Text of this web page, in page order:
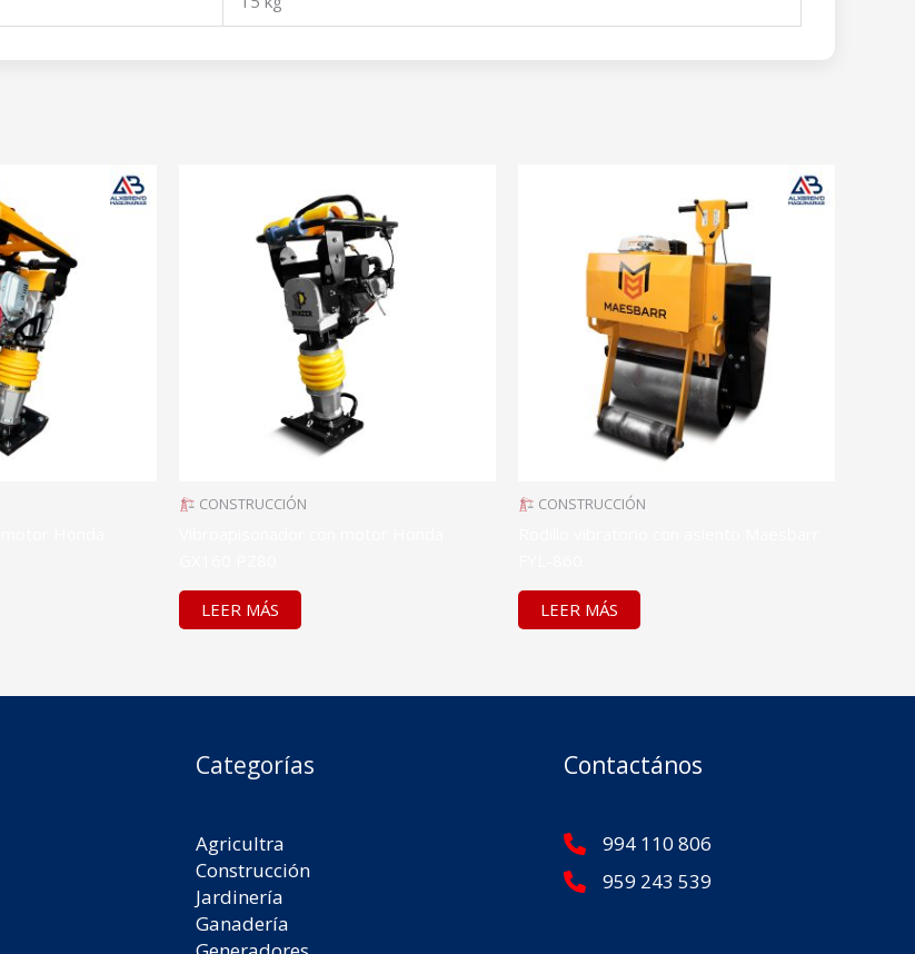
CONSTRUCCIÓN
LEER MÁS
CONSTRUCCIÓN
LEER MÁS
Categorías
Agricultra
Construcción
Jardinería
Ganadería
Contactános
994 110 806
959 243 539